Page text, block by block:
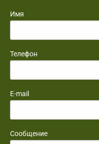
Имя
Телефон
E-mail
Сообщение